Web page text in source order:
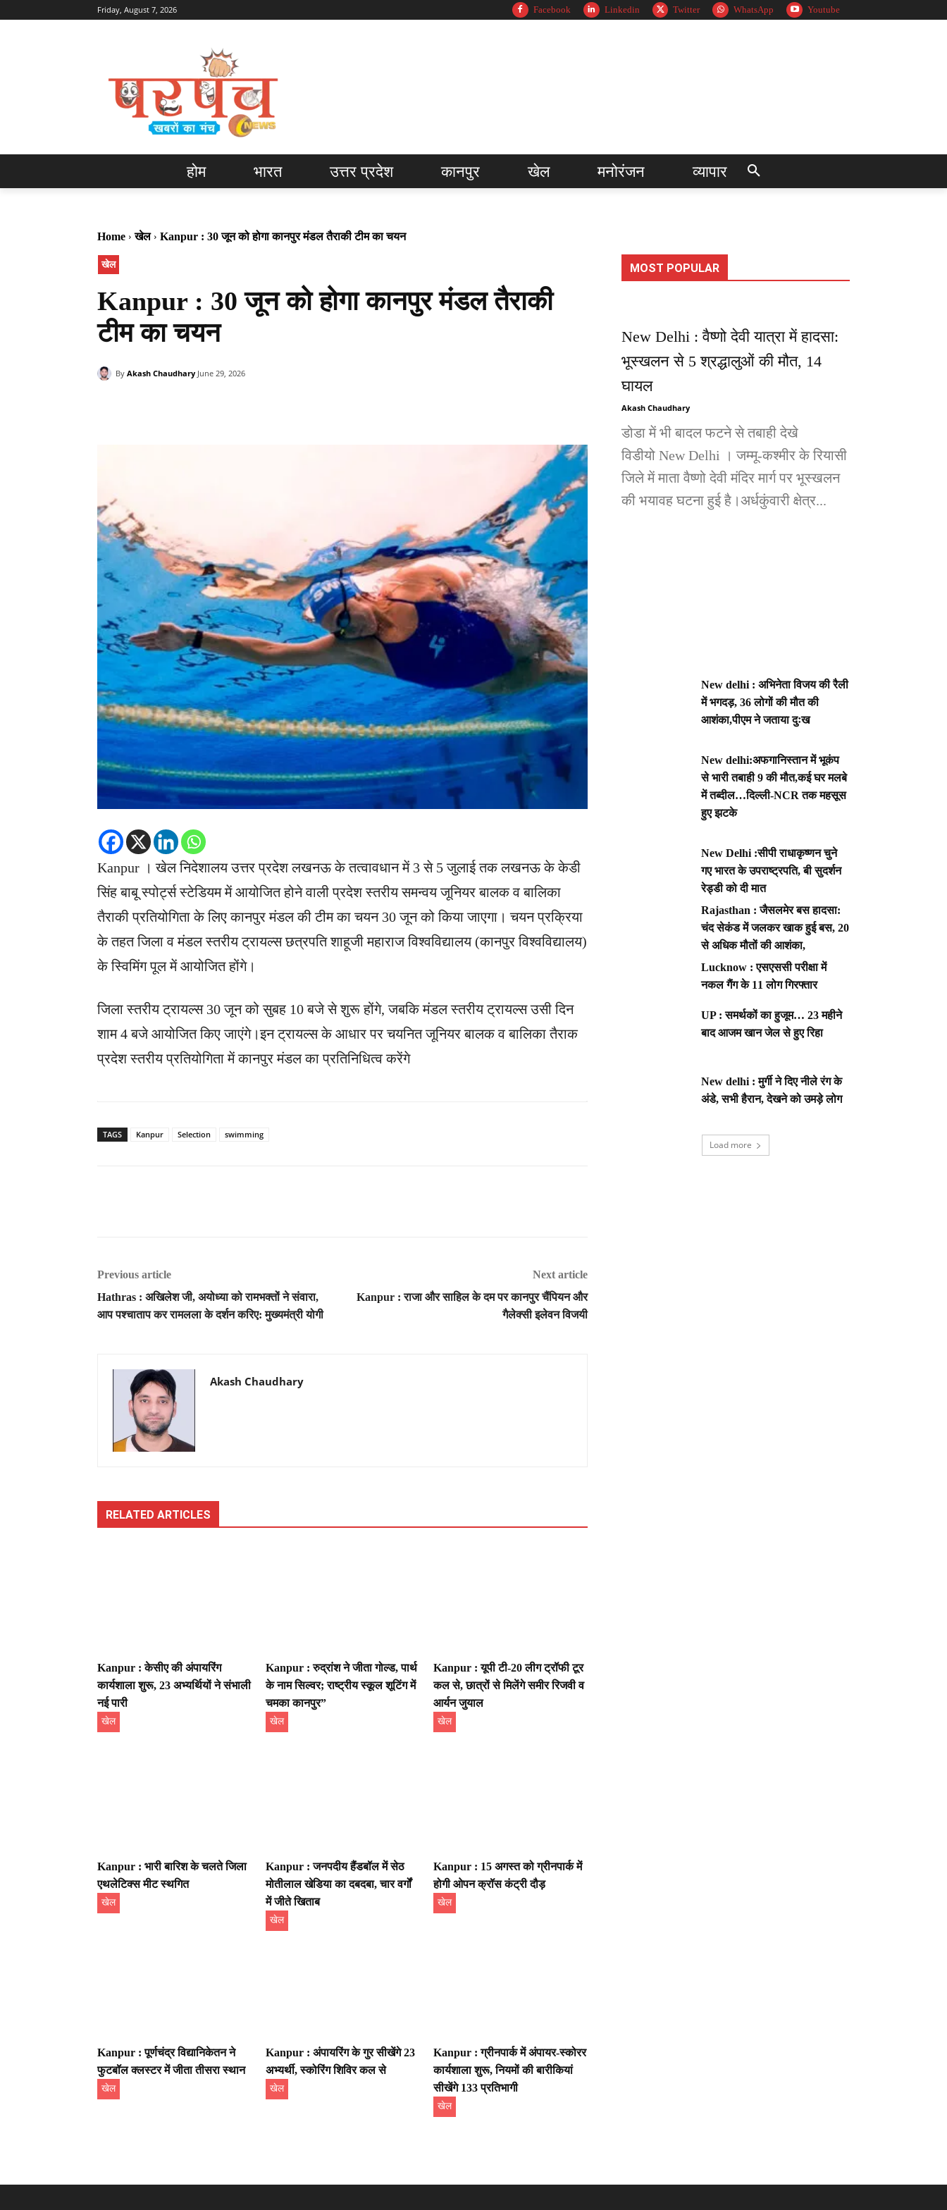
Friday, August 7, 2026 Facebook Linkedin Twitter WhatsApp Youtube
होम भारत उत्तर प्रदेश कानपुर खेल मनोरंजन व्यापार
Home खेल Kanpur : 30 जून को होगा कानपुर मंडल तैराकी टीम का चयन
खेल
Kanpur : 30 जून को होगा कानपुर मंडल तैराकी
टीम का चयन
By Akash Chaudhary June 29, 2026
Kanpur । खेल निदेशालय उत्तर प्रदेश लखनऊ के तत्वावधान में 3 से 5 जुलाई तक लखनऊ के केडी
सिंह बाबू स्पोर्ट्स स्टेडियम में आयोजित होने वाली प्रदेश स्तरीय समन्वय जूनियर बालक व बालिका
तैराकी प्रतियोगिता के लिए कानपुर मंडल की टीम का चयन 30 जून को किया जाएगा। चयन प्रक्रिया
के तहत जिला व मंडल स्तरीय ट्रायल्स छत्रपति शाहूजी महाराज विश्वविद्यालय (कानपुर विश्वविद्यालय)
के स्विमिंग पूल में आयोजित होंगे।
जिला स्तरीय ट्रायल्स 30 जून को सुबह 10 बजे से शुरू होंगे, जबकि मंडल स्तरीय ट्रायल्स उसी दिन
शाम 4 बजे आयोजित किए जाएंगे।इन ट्रायल्स के आधार पर चयनित जूनियर बालक व बालिका तैराक
प्रदेश स्तरीय प्रतियोगिता में कानपुर मंडल का प्रतिनिधित्व करेंगे
TAGS Kanpur Selection swimming
Previous article
Hathras : अखिलेश जी, अयोध्या को रामभक्तों ने संवारा,
आप पश्चाताप कर रामलला के दर्शन करिए: मुख्यमंत्री योगी
Next article
Kanpur : राजा और साहिल के दम पर कानपुर चैंपियन और
गैलेक्सी इलेवन विजयी
Akash Chaudhary
RELATED ARTICLES
Kanpur : केसीए की अंपायरिंग
कार्यशाला शुरू, 23 अभ्यर्थियों ने संभाली
नई पारी
खेल
Kanpur : रुद्रांश ने जीता गोल्ड, पार्थ
के नाम सिल्वर; राष्ट्रीय स्कूल शूटिंग में
चमका कानपुर”
खेल
Kanpur : यूपी टी-20 लीग ट्रॉफी टूर
कल से, छात्रों से मिलेंगे समीर रिजवी व
आर्यन जुयाल
खेल
Kanpur : भारी बारिश के चलते जिला
एथलेटिक्स मीट स्थगित
खेल
Kanpur : जनपदीय हैंडबॉल में सेठ
मोतीलाल खेडिया का दबदबा, चार वर्गों
में जीते खिताब
खेल
Kanpur : 15 अगस्त को ग्रीनपार्क में
होगी ओपन क्रॉस कंट्री दौड़
खेल
Kanpur : पूर्णचंद्र विद्यानिकेतन ने
फुटबॉल क्लस्टर में जीता तीसरा स्थान
खेल
Kanpur : अंपायरिंग के गुर सीखेंगे 23
अभ्यर्थी, स्कोरिंग शिविर कल से
खेल
Kanpur : ग्रीनपार्क में अंपायर-स्कोरर
कार्यशाला शुरू, नियमों की बारीकियां
सीखेंगे 133 प्रतिभागी
खेल
MOST POPULAR
New Delhi : वैष्णो देवी यात्रा में हादसा:
भूस्खलन से 5 श्रद्धालुओं की मौत, 14
घायल
Akash Chaudhary
डोडा में भी बादल फटने से तबाही देखे
विडीयो New Delhi । जम्मू-कश्मीर के रियासी
जिले में माता वैष्णो देवी मंदिर मार्ग पर भूस्खलन
की भयावह घटना हुई है।अर्धकुंवारी क्षेत्र...
New delhi : अभिनेता विजय की रैली
में भगदड़, 36 लोगों की मौत की
आशंका,पीएम ने जताया दुःख
New delhi:अफगानिस्तान में भूकंप
से भारी तबाही 9 की मौत,कई घर मलबे
में तब्दील…दिल्ली-NCR तक महसूस
हुए झटके
New Delhi :सीपी राधाकृष्णन चुने
गए भारत के उपराष्ट्रपति, बी सुदर्शन
रेड्डी को दी मात
Rajasthan : जैसलमेर बस हादसा:
चंद सेकंड में जलकर खाक हुई बस, 20
से अधिक मौतों की आशंका,
Lucknow : एसएससी परीक्षा में
नकल गैंग के 11 लोग गिरफ्तार
UP : समर्थकों का हुजूम… 23 महीने
बाद आजम खान जेल से हुए रिहा
New delhi : मुर्गी ने दिए नीले रंग के
अंडे, सभी हैरान, देखने को उमड़े लोग
Load more